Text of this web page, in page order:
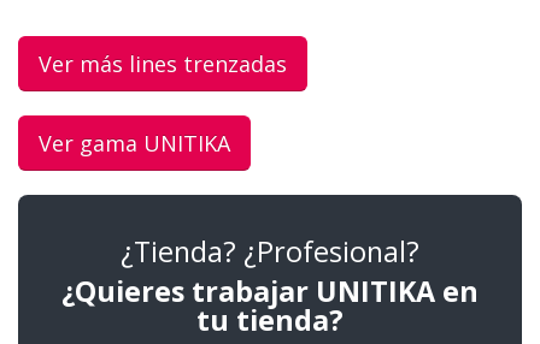
Ver más lines trenzadas
Ver gama UNITIKA
¿Tienda? ¿Profesional?
¿Quieres trabajar UNITIKA en
tu tienda?